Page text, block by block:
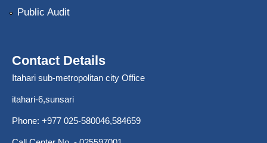
Public Audit
Contact Details
Itahari sub-metropolitan city Office
itahari-6,sunsari
Phone: +977 025-580046,584659